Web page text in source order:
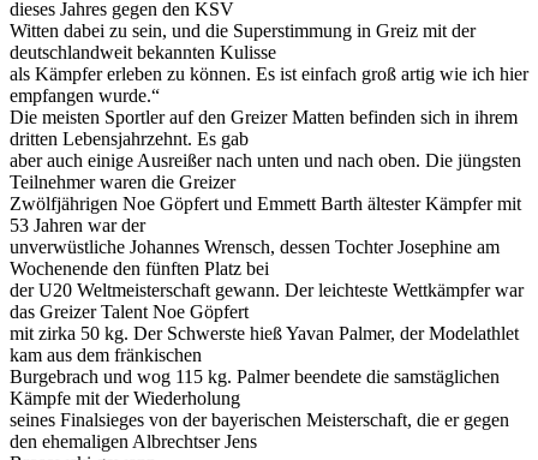
dieses Jahres gegen den KSV
Witten dabei zu sein, und die Superstimmung in Greiz mit der
deutschlandweit bekannten Kulisse
als Kämpfer erleben zu können. Es ist einfach groß artig wie ich hier
empfangen wurde.“
Die meisten Sportler auf den Greizer Matten befinden sich in ihrem
dritten Lebensjahrzehnt. Es gab
aber auch einige Ausreißer nach unten und nach oben. Die jüngsten
Teilnehmer waren die Greizer
Zwölfjährigen Noe Göpfert und Emmett Barth ältester Kämpfer mit
53 Jahren war der
unverwüstliche Johannes Wrensch, dessen Tochter Josephine am
Wochenende den fünften Platz bei
der U20 Weltmeisterschaft gewann. Der leichteste Wettkämpfer war
das Greizer Talent Noe Göpfert
mit zirka 50 kg. Der Schwerste hieß Yavan Palmer, der Modelathlet
kam aus dem fränkischen
Burgebrach und wog 115 kg. Palmer beendete die samstäglichen
Kämpfe mit der Wiederholung
seines Finalsieges von der bayerischen Meisterschaft, die er gegen
den ehemaligen Albrechtser Jens